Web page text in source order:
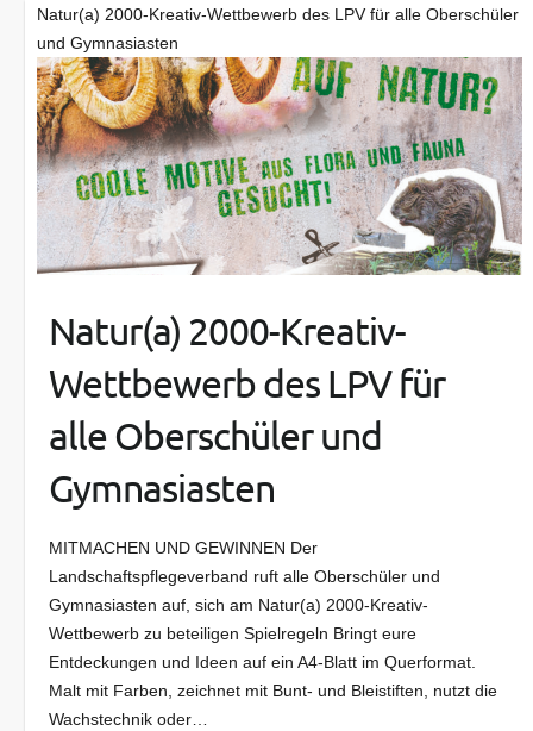
Natur(a) 2000-Kreativ-Wettbewerb des LPV für alle Oberschüler
und Gymnasiasten
Natur(a) 2000-Kreativ-
Wettbewerb des LPV für
alle Oberschüler und
Gymnasiasten
MITMACHEN UND GEWINNEN Der
Landschaftspflegeverband ruft alle Oberschüler und
Gymnasiasten auf, sich am Natur(a) 2000-Kreativ-
Wettbewerb zu beteiligen Spielregeln Bringt eure
Entdeckungen und Ideen auf ein A4-Blatt im Querformat.
Malt mit Farben, zeichnet mit Bunt- und Bleistiften, nutzt die
Wachstechnik oder…